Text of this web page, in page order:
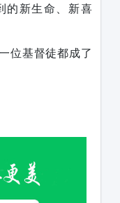
的新生命、新喜
位基督徒都成了